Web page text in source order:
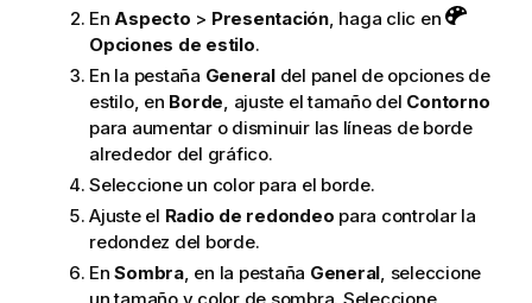
EnAspecto > Presentación, haga clic en
Opciones de estilo.
En la pestaña Generaldel panel de opciones de
estilo, en Borde, ajuste el tamaño del Contorno
para aumentar o disminuir las líneas de borde
alrededor del gráfico.
Seleccione un color para el borde.
Ajuste el Radio de redondeo para controlar la
redondez del borde.
EnSombra, en la pestaña General, seleccione